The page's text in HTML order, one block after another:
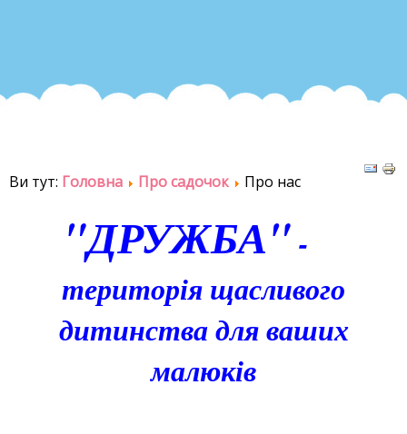
Ви тут: Головна Про садочок Про нас
"ДРУЖБА" -
територія щасливого
дитинства для ваших
малюків